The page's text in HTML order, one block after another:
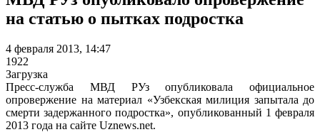
на статью о пытках подростка
4 февраля 2013, 14:47
1922
Загрузка
Пресс-служба МВД РУз опубликовала официальное
опровержение на материал «Узбекская милиция запытала до
смерти задержанного подростка», опубликованный 1 февраля
2013 года на сайте Uznews.net.